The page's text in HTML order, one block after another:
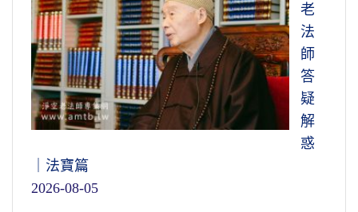
老
法
師
答
疑
解
惑
｜法寶篇
2026-08-05